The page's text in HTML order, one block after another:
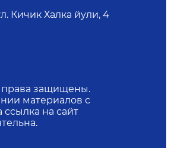
Кичик Халка йули, 4
права защищены.
материалов с
ссылка на сайт